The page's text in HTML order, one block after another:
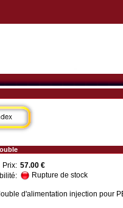
Prix: 57.00 €
Rupture de stock
d'alimentation injection pour